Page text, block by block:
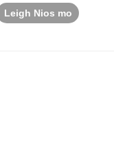
Leigh Nios mo